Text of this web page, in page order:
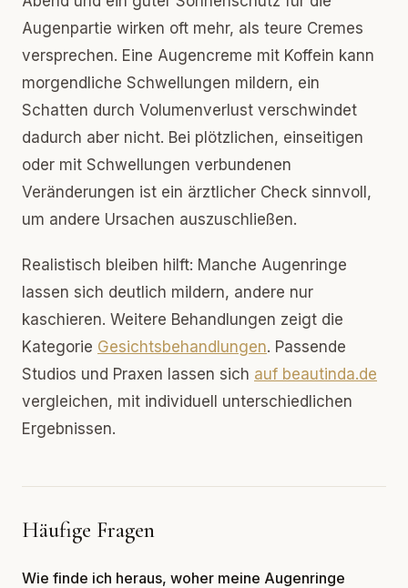
Augenpartie wirken oft mehr, als teure Cremes
versprechen. Eine Augencreme mit Koffein kann
morgendliche Schwellungen mildern, ein
Schatten durch Volumenverlust verschwindet
dadurch aber nicht. Bei plötzlichen, einseitigen
oder mit Schwellungen verbundenen
Veränderungen ist ein ärztlicher Check sinnvoll,
um andere Ursachen auszuschließen.
Realistisch bleiben hilft: Manche Augenringe
lassen sich deutlich mildern, andere nur
kaschieren. Weitere Behandlungen zeigt die
Kategorie Gesichtsbehandlungen. Passende
Studios und Praxen lassen sich auf beautinda.de
vergleichen, mit individuell unterschiedlichen
Ergebnissen.
Häufige Fragen
Wie finde ich heraus, woher meine Augenringe